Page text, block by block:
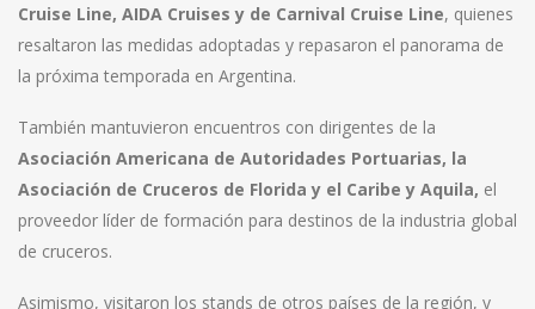
Cruise Line, AIDA Cruises y de Carnival Cruise Line, quienes
resaltaron las medidas adoptadas y repasaron el panorama de
la próxima temporada en Argentina.
También mantuvieron encuentros con dirigentes de la
Asociación Americana de Autoridades Portuarias, la
Asociación de Cruceros de Florida y el Caribe y Aquila, el
proveedor líder de formación para destinos de la industria global
de cruceros.
Asimismo, visitaron los stands de otros países de la región, y